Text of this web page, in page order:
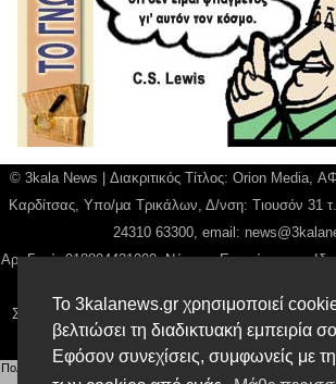
Το 3kalanews.gr χρησιμοποιεί
βελτιώσει τη διαδικτυακή εμπειρία
Εφόσον συνεχίσεις, συμφωνείς με
© 3kala News | Διακριτικός Τίτλος: Orion Media,
Καρδίτσας, Υπο/μα Τρικάλων, Δ/νση: Τιουσόν 31
24310 63300, email:
Αρ. Γεμή: 018804431000, Νόμιμος Εκπρόσωπος,
Παναγιώτης Φιλίππου, Διευθύντρια: Γιαννουσά
Σύνταξης: Μπαλαμπάνη Βασιλική. Δικαιούχος
Φιλίππου
Πολιτική απορρήτου Αίτηση Διαχείρισης Προσωπικών